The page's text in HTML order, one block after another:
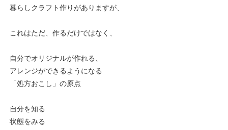
暮らしクラフト作りがありますが、
これはただ、作るだけではなく、
自分でオリジナルが作れる、
アレンジができるようになる
「処方おこし」の原点
自分を知る
状態をみる